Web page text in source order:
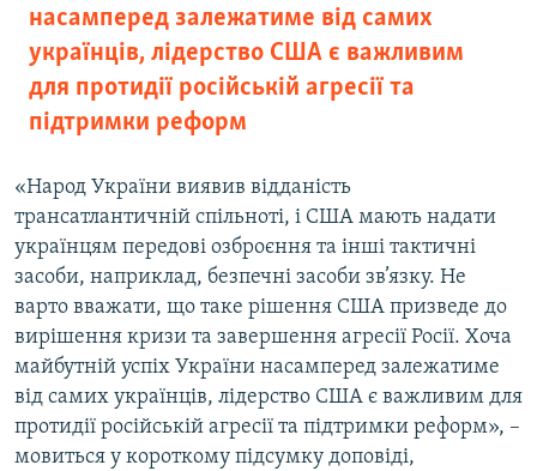
насамперед залежатиме від самих
українців, лідерство США є важливим
для протидії російській агресії та
підтримки реформ
«Народ України виявив відданість
трансатлантичній спільноті, і США мають надати
українцям передові озброєння та інші тактичні
засоби, наприклад, безпечні засоби зв’язку. Не
варто вважати, що таке рішення США призведе до
вирішення кризи та завершення агресії Росії. Хоча
майбутній успіх України насамперед залежатиме
від самих українців, лідерство США є важливим для
протидії російській агресії та підтримки реформ», –
мовиться у короткому підсумку доповіді,